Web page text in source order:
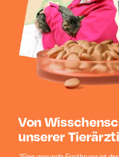
Von
unserer